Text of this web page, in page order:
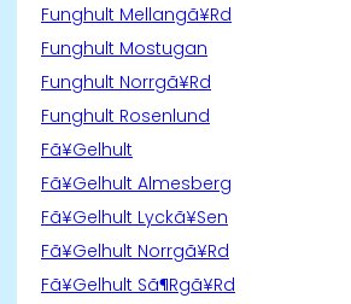
Funghult Mellangã¥Rd
Funghult Mostugan
Funghult Norrgã¥Rd
Funghult Rosenlund
Fã¥Gelhult
Fã¥Gelhult Almesberg
Fã¥Gelhult Lyckã¥Sen
Fã¥Gelhult Norrgã¥Rd
Fã¥Gelhult Sã¶Rgã¥Rd